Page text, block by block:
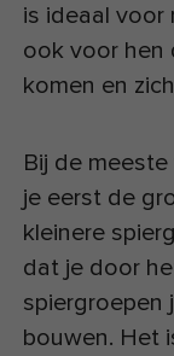
is ideaal voor
ook voor hen
komen en
Bij de
je eerst de
kleinere
dat je door
spiergroepen
bouwen. Het